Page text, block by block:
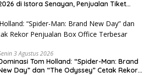
di Istora Senayan, Penjualan Tiket
3 Agustus 2026
Tom Holland: “Spider-Man: Brand
Day” dan “The Odyssey” Cetak Rekor